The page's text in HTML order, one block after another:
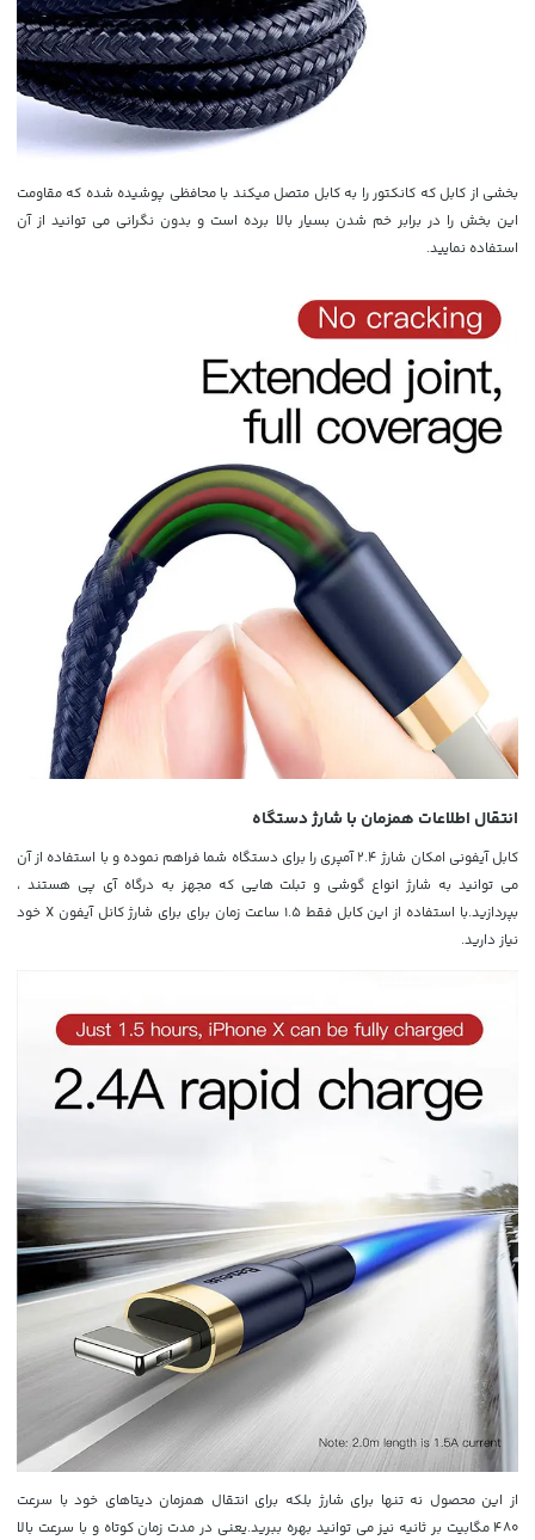
بخشی از کابل که کانکتور را به کابل متصل میکند با محافظی پوشیده شده که مقاومت
این بخش را در برابر خم شدن بسیار بالا برده است و بدون نگرانی می توانید از آن
استفاده نمایید.
انتقال اطلاعات همزمان با شارژ دستگاه
کابل آیفونی امکان شارژ 2.4 آمپری را برای دستگاه شما فراهم نموده و با استفاده از آن
می توانید به شارژ انواع گوشی و تبلت هایی که مجهز به درگاه آی پی هستند ،
بپردازید.با استفاده از این کابل فقط 1.5 ساعت زمان برای برای شارژ کانل آیفون X خود
نیاز دارید.
از این محصول نه تنها برای شارژ بلکه برای انتقال همزمان دیتاهای خود با سرعت
480 مگابیت بر ثانیه نیز می توانید بهره ببرید.یعنی در مدت زمان کوتاه و با سرعت بالا